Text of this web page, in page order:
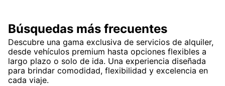
Búsquedas más frecuentes
Descubre una gama exclusiva de servicios de alquiler,
desde vehículos premium hasta opciones flexibles a
largo plazo o solo de ida. Una experiencia diseñada
para brindar comodidad, flexibilidad y excelencia en
cada viaje.